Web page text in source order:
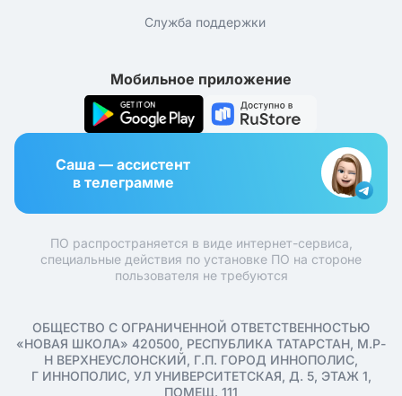
Служба поддержки
Мобильное приложение
Саша — ассистент
в телеграмме
ПО распространяется в виде интернет-сервиса,
специальные действия по установке ПО на стороне
пользователя не требуются
ОБЩЕСТВО С ОГРАНИЧЕННОЙ ОТВЕТСТВЕННОСТЬЮ
«НОВАЯ ШКОЛА» 420500, РЕСПУБЛИКА ТАТАРСТАН, М.Р-
Н ВЕРХНЕУСЛОНСКИЙ, Г.П. ГОРОД ИННОПОЛИС,
Г ИННОПОЛИС, УЛ УНИВЕРСИТЕТСКАЯ, Д. 5, ЭТАЖ 1,
ПОМЕЩ. 111